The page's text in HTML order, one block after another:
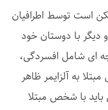
است توسط اطرافیان
دیگر با دوستان خود
ای شامل افسردگی،
به آلزایمر ظاهر
با شخص مبتلا